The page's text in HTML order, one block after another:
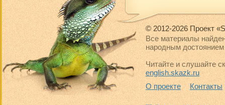
© 2012-2026 Проект
Все материалы
народным достоянием
Читайте и слушайте
english.skazk.ru
О проекте
Контакты